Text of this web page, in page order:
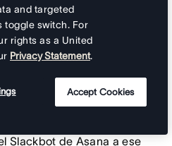
qué tipos de
tu canal de Slack. Esto
solo las
la visibilidad.
Slackbot de Asana a ese
and targeted
toggle switch. For
rights as a United
Privacy Statement.
Accept Cookies